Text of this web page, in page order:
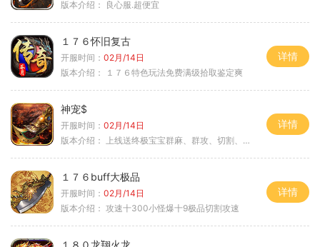
版本介绍：
良心服.超便宜
１７６怀旧复古
开服时间： 02月/14日
版本介绍：
１７６特色玩法免费满级拾取鉴定爽
详情
神宠$
开服时间： 02月/14日
版本介绍：
上线送终极宝宝群麻、群攻、切割、吸血
详情
１７６buff大极品
开服时间： 02月/14日
版本介绍： 攻速十300小怪爆十9极品切割攻速
详情